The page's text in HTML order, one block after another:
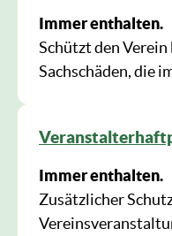
Immer enthalten.
Schützt den Verein
Sachschäden, die
Immer enthalten.
Zusätzlicher